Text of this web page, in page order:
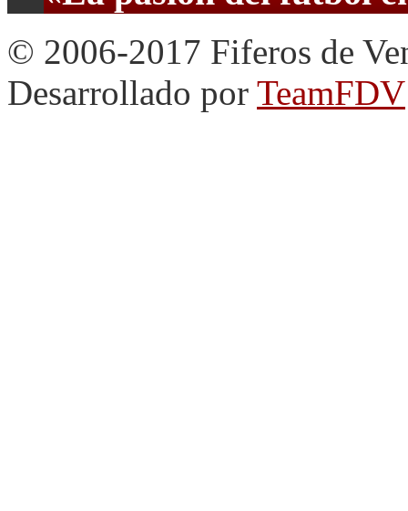
© 2006-2017 Fiferos de
Desarrollado por TeamFDV